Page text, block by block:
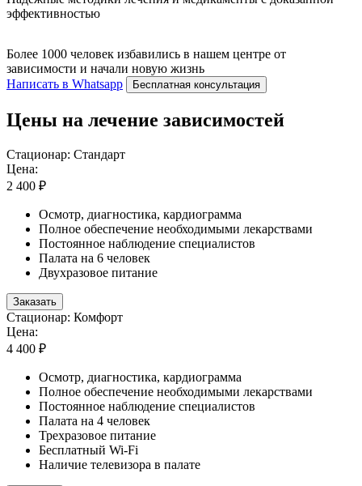
эффективностью
Более 1000 человек избавились в нашем центре от
зависимости и начали новую жизнь
Написать в Whatsapp
Бесплатная консультация
Цены на лечение зависимостей
Стационар: Стандарт
Цена:
2 400 ₽
Осмотр, диагностика, кардиограмма
Полное обеспечение необходимыми лекарствами
Постоянное наблюдение специалистов
Палата на 6 человек
Двухразовое питание
Заказать
Стационар: Комфорт
Цена:
4 400 ₽
Осмотр, диагностика, кардиограмма
Полное обеспечение необходимыми лекарствами
Постоянное наблюдение специалистов
Палата на 4 человек
Трехразовое питание
Бесплатный Wi-Fi
Наличие телевизора в палате